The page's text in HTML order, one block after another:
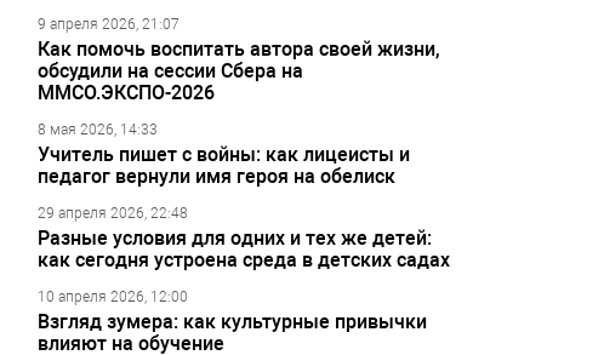
9 апреля 2026, 21:07
Как помочь воспитать автора своей жизни,
обсудили на сессии Сбера на
ММСО.ЭКСПО-2026
8 мая 2026, 14:33
Учитель пишет с войны: как лицеисты и
педагог вернули имя героя на обелиск
29 апреля 2026, 22:48
Разные условия для одних и тех же детей:
как сегодня устроена среда в детских садах
10 апреля 2026, 12:00
Взгляд зумера: как культурные привычки
влияют на обучение